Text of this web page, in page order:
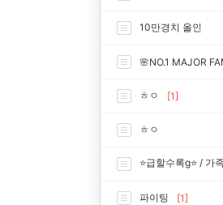
10만경치 올인
🌸NO.1 MAJOR
ㅎㅇ [1]
ㅎㅇ
⭐급할수록g⭐ / 가
파이팅 [1]